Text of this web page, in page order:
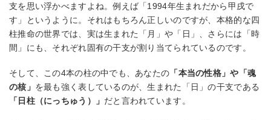
支を思い浮かべますよね。例えば「1994年生まれだから甲戌で
す」というように。それはもちろん正しいのですが、本格的な四
柱推命の世界では、実は生まれた「月」や「日」、さらには「時
間」にも、それぞれ固有の干支が割り当てられているのです。
そして、この4本の柱の中でも、あなたの 「本当の性格」や「魂
の核」 を最も強く表しているのが、生まれた「日」の干支である
「日柱（にっちゅう）」 だと言われています。